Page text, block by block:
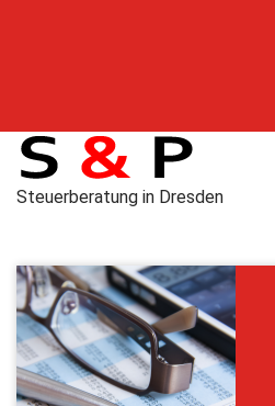
Steuerberatung in Dresden